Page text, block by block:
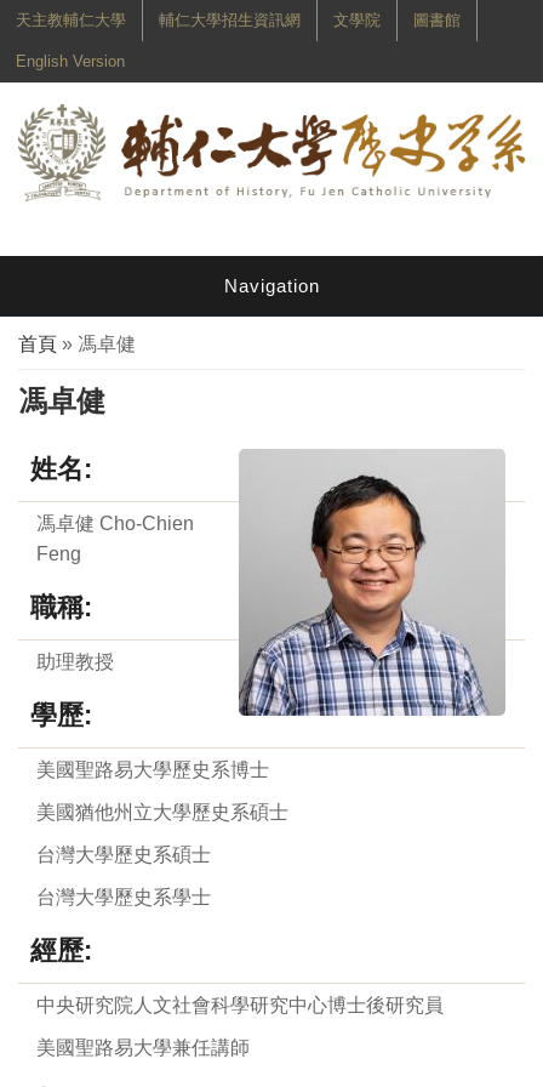
天主教輔仁大學 輔仁大學招生資訊網 文學院 圖書館
English Version
Navigation
您在這裡
首頁 » 馮卓健
馮卓健
姓名:
馮卓健 Cho-Chien
Feng
職稱:
助理教授
學歷:
美國聖路易大學歷史系博士
美國猶他州立大學歷史系碩士
台灣大學歷史系碩士
台灣大學歷史系學士
經歷:
中央研究院人文社會科學研究中心博士後研究員
美國聖路易大學兼任講師